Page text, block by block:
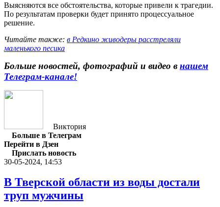
Выясняются все обстоятельства, которые привели к трагедии.
По результатам проверки будет принято процессуальное
решение.
Читайте также: в Редкино живодеры расстреляли
маленького песика
Больше новостей, фотографий и видео в нашем
Телеграм-канале!
Виктория
Больше в Телеграм
Перейти в Дзен
Прислать новость
30-05-2024, 14:53
В Тверской области из воды достали
труп мужчины